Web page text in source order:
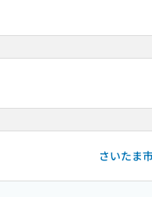
さいたま